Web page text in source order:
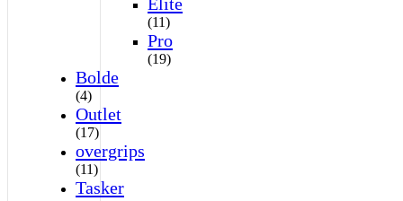
(11)
Pro
(19)
Bolde
(4)
Outlet
(17)
overgrips
(11)
Tasker